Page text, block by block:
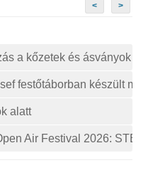
< >
a kőzetek és ásványok
festőtáborban készült
alatt
Air Festival 2026: